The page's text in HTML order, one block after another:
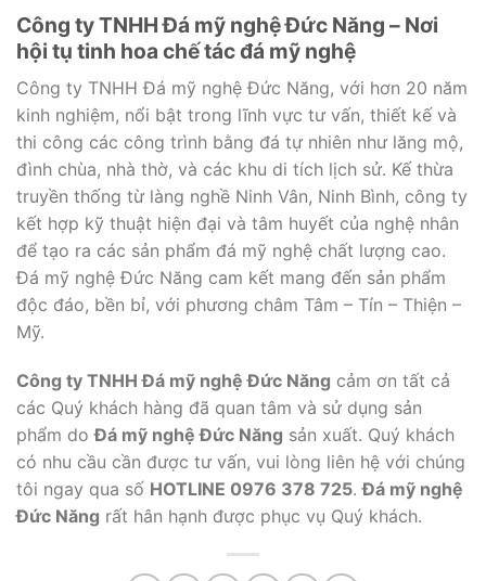
Công ty TNHH Đá mỹ nghệ Đức Năng – Nơi
hội tụ tinh hoa chế tác đá mỹ nghệ
Công ty TNHH Đá mỹ nghệ Đức Năng, với hơn 20 năm
kinh nghiệm, nổi bật trong lĩnh vực tư vấn, thiết kế và
thi công các công trình bằng đá tự nhiên như lăng mộ,
đình chùa, nhà thờ, và các khu di tích lịch sử. Kế thừa
truyền thống từ làng nghề Ninh Vân, Ninh Bình, công ty
kết hợp kỹ thuật hiện đại và tâm huyết của nghệ nhân
để tạo ra các sản phẩm đá mỹ nghệ chất lượng cao.
Đá mỹ nghệ Đức Năng cam kết mang đến sản phẩm
độc đáo, bền bỉ, với phương châm Tâm – Tín – Thiện –
Mỹ.
Công ty TNHH Đá mỹ nghệ Đức Năng cảm ơn tất cả
các Quý khách hàng đã quan tâm và sử dụng sản
phẩm doĐá mỹ nghệ Đức Năng sản xuất. Quý khách
có nhu cầu cần được tư vấn, vui lòng liên hệ với chúng
tôi ngay qua số HOTLINE 0976 378 725.Đá mỹ nghệ
Đức Năng rất hân hạnh được phục vụ Quý khách.